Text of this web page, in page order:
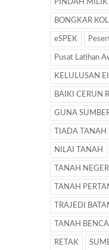
PINDAH MILIK
BONGKAR
eSPEK
Pusat Latihan
KELULUSAN
BAIKI CERUN
GUNA
TIADA
NILAI TANAH
TANAH
TANAH
TRAJEDI
TANAH
RETAK